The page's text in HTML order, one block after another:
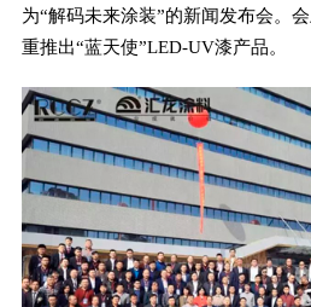
为“解码未来涂装”的新闻发布会。
重推出“蓝天使”LED-UV漆产品。